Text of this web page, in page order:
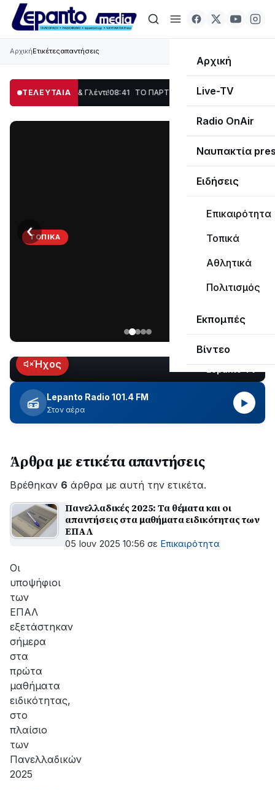
Αρχική
Live-TV
Radio OnAir
Ναυπακτία
Ειδήσεις
Επικαιρότητα
Τοπικά
Αθλητικά
Πολιτισμός
Εκπομπές
Βίντεο
ΑρχικήΕτικέτεςαπαντήσεις
ΤΕΛΕΥΤΑΙΑ
& Γλέντι!08:41 ΤΟ ΠΑΡΤΥ ΣΥΝΕΧΙΖΕΤΑΙ… 19:47 Στο σκοτάδι
ΤΟΠΙΚΆ
Κωτσανά
για
τα
μεγάλα
έργα
‹
LIVEΉχος
Lepanto Radio 101.4 FM
Στον αέρα
▶
Άρθρα με ετικέτα απαντήσεις
Βρέθηκαν 6 άρθρα με αυτή την ετικέτα.
Πανελλαδικές 2025: Τα θέματα και οι
απαντήσεις στα μαθήματα ειδικότητας των
ΕΠΑΛ
05 Ιουν 2025 10:56 σε Επικαιρότητα
Οι
υποψήφιοι
των
ΕΠΑΛ
εξετάστηκαν
σήμερα
στα
πρώτα
μαθήματα
ειδικότητας,
στο
πλαίσιο
των
Πανελλαδικών
2025